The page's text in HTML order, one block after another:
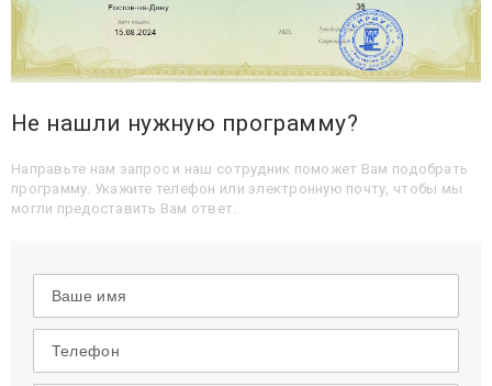
Не нашли нужную программу?
Направьте нам запрос и наш сотрудник поможет Вам подобрать
программу. Укажите телефон или электронную почту, чтобы мы
могли предоставить Вам ответ.